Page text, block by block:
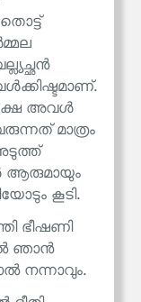
അവൾ
മാത്രം
ആരുമായും
കൂടി.
ഭീഷണി
ഞാൻ
നന്നാവും.